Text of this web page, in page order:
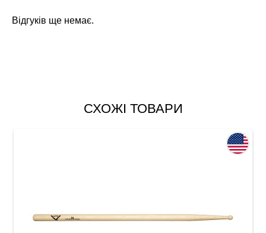
Відгуків ще немає.
СХОЖІ ТОВАРИ